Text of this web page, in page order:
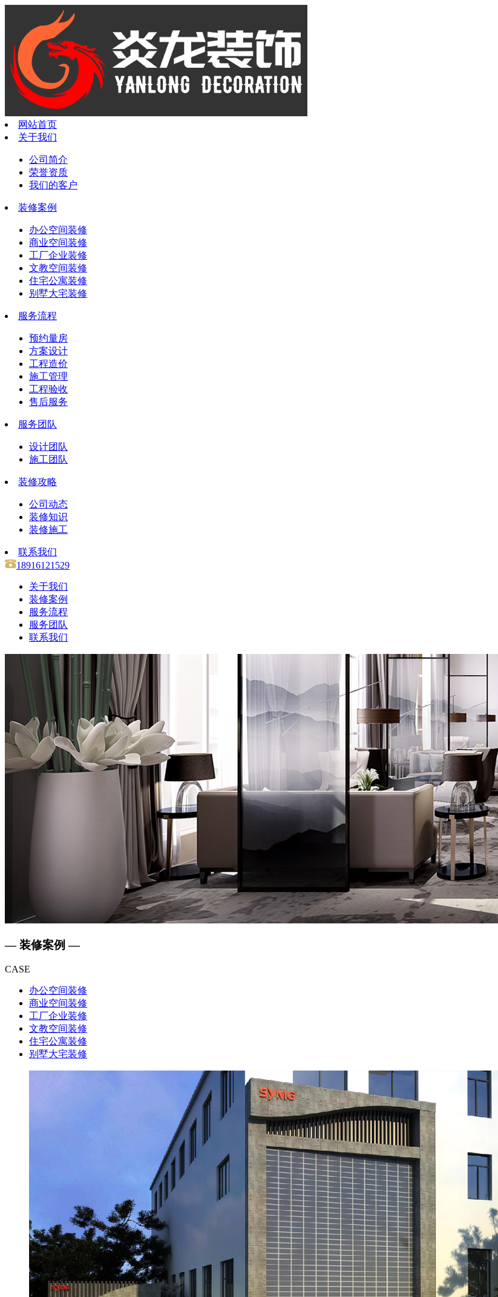
网站首页
关于我们
公司简介
荣誉资质
我们的客户
装修案例
办公空间装修
商业空间装修
工厂企业装修
文教空间装修
住宅公寓装修
别墅大宅装修
服务流程
预约量房
方案设计
工程造价
施工管理
工程验收
售后服务
服务团队
设计团队
施工团队
装修攻略
公司动态
装修知识
装修施工
联系我们
18916121529
关于我们
装修案例
服务流程
服务团队
联系我们
— 装修案例 —
CASE
办公空间装修
商业空间装修
工厂企业装修
文教空间装修
住宅公寓装修
别墅大宅装修